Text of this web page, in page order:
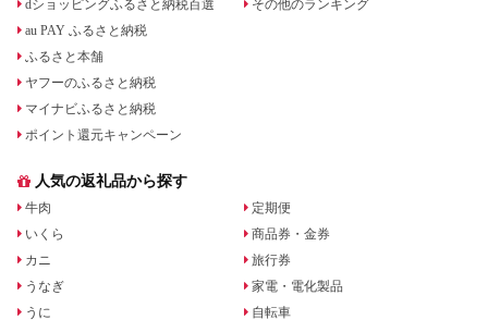
dショッピングふるさと納税百選
au PAY ふるさと納税
ふるさと本舗
ヤフーのふるさと納税
マイナビふるさと納税
ポイント還元キャンペーン
その他のランキング
人気の返礼品から探す
牛肉
いくら
カニ
うなぎ
うに
定期便
商品券・金券
旅行券
家電・電化製品
自転車